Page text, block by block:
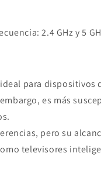
2.4 GHz y 5
para dispositivos
es más
pero su
televisores